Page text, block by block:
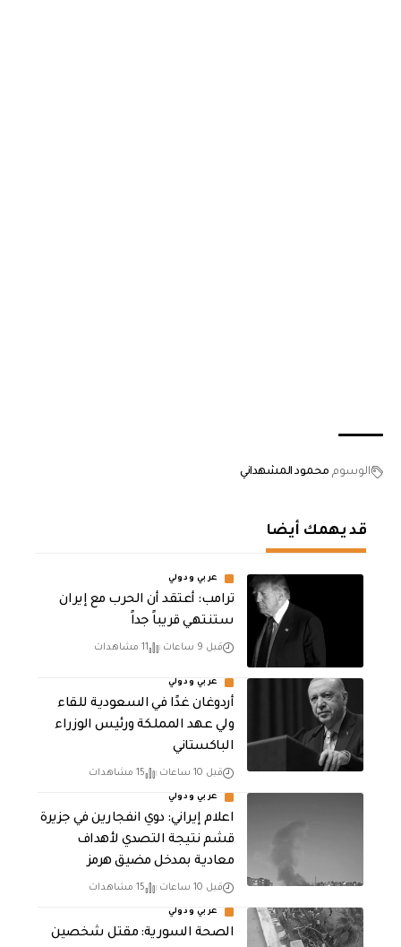
الوسوم محمود المشهداني
قد يهمك أيضا
عربي ودولي
‏ترامب: أعتقد أن الحرب مع إيران
ستنتهي قريباً جداً
قبل 9 ساعات 11 مشاهدات
عربي ودولي
أردوغان غدًا في السعودية للقاء
ولي عهد المملكة ورئيس الوزراء
الباكستاني
قبل 10 ساعات 15 مشاهدات
عربي ودولي
اعلام إيراني: دوي انفجارين في جزيرة
قشم نتيجة التصدي لأهداف
معادية بمدخل مضيق هرمز
قبل 10 ساعات 15 مشاهدات
عربي ودولي
الصحة السورية: مقتل شخصين